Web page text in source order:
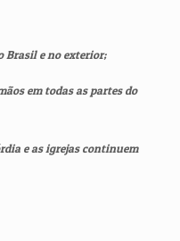
Brasil e no exterior;
em todas as partes do
e as igrejas continuem